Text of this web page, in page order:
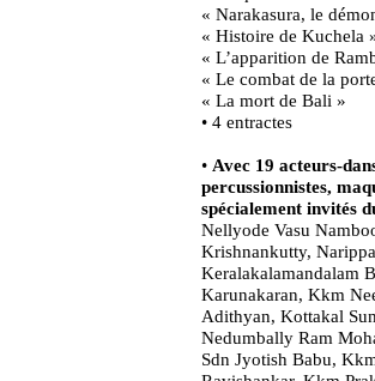
« Narakasura, le
« Histoire de Kuchela
« L’apparition de
« Le combat de la
« La mort de Bali »
• 4 entractes
• Avec 19 acteurs-
percussionnistes,
spécialement invités
Nellyode Vasu
Krishnankutty,
Keralakalamandalam
Karunakaran, Kkm
Adithyan, Kottakal
Nedumbally Ram
Sdn Jyotish Babu,